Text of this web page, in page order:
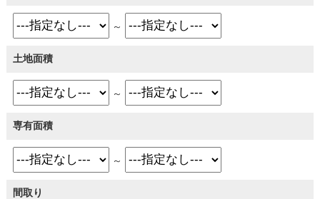
～
土地面積
～
専有面積
～
間取り